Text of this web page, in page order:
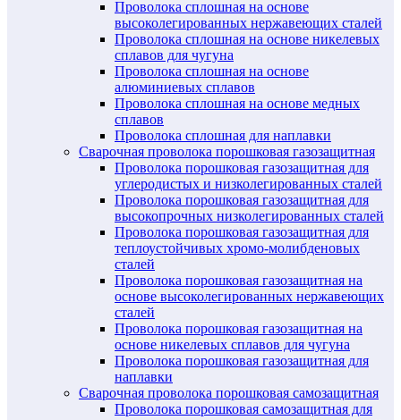
Проволока сплошная на основе
высоколегированных нержавеющих сталей
Проволока сплошная на основе никелевых
сплавов для чугуна
Проволока сплошная на основе
алюминиевых сплавов
Проволока сплошная на основе медных
сплавов
Проволока сплошная для наплавки
Сварочная проволока порошковая газозащитная
Проволока порошковая газозащитная для
углеродистых и низколегированных сталей
Проволока порошковая газозащитная для
высокопрочных низколегированных сталей
Проволока порошковая газозащитная для
теплоустойчивых хромо-молибденовых
сталей
Проволока порошковая газозащитная на
основе высоколегированных нержавеющих
сталей
Проволока порошковая газозащитная на
основе никелевых сплавов для чугуна
Проволока порошковая газозащитная для
наплавки
Сварочная проволока порошковая самозащитная
Проволока порошковая самозащитная для